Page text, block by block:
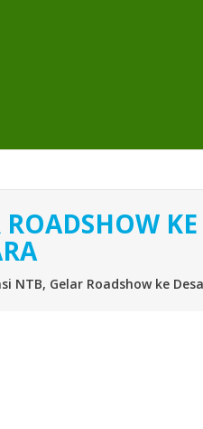
NTB, Gelar Roadshow ke